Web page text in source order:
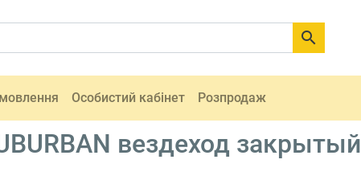

Особистий кабінет Розпродаж
вездеход закрытый